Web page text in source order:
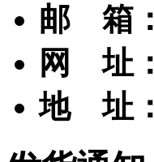
邮 箱：
网 址：
地 址：